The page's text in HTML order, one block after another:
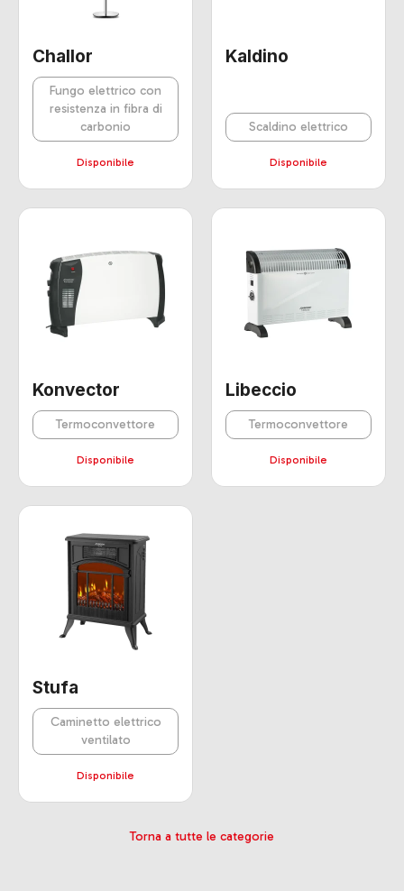
Challor
Fungo elettrico con
resistenza in fibra di
carbonio
Disponibile
Kaldino
Scaldino elettrico
Disponibile
Konvector
Termoconvettore
Disponibile
Libeccio
Termoconvettore
Disponibile
Stufa
Caminetto elettrico
ventilato
Disponibile
Torna a tutte le categorie